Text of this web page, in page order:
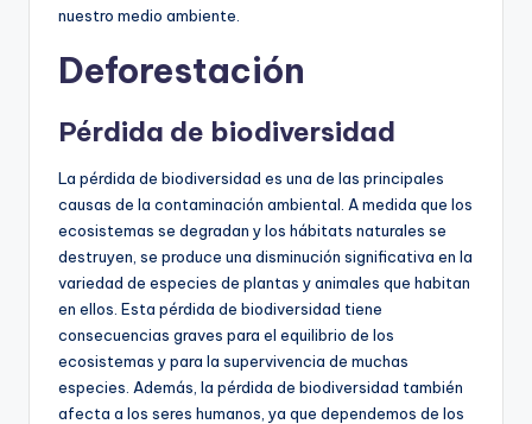
nuestro medio ambiente.
Deforestación
Pérdida de biodiversidad
La pérdida de biodiversidad es una de las principales
causas de la contaminación ambiental. A medida que los
ecosistemas se degradan y los hábitats naturales se
destruyen, se produce una disminución significativa en la
variedad de especies de plantas y animales que habitan
en ellos. Esta pérdida de biodiversidad tiene
consecuencias graves para el equilibrio de los
ecosistemas y para la supervivencia de muchas
especies. Además, la pérdida de biodiversidad también
afecta a los seres humanos, ya que dependemos de los